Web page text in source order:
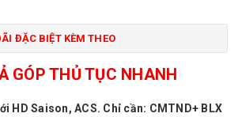
ĐẶC BIỆT KÈM THEO
GÓP THỦ TỤC NHANH
HD Saison, ACS. Chỉ cần: CMTND+ BLX